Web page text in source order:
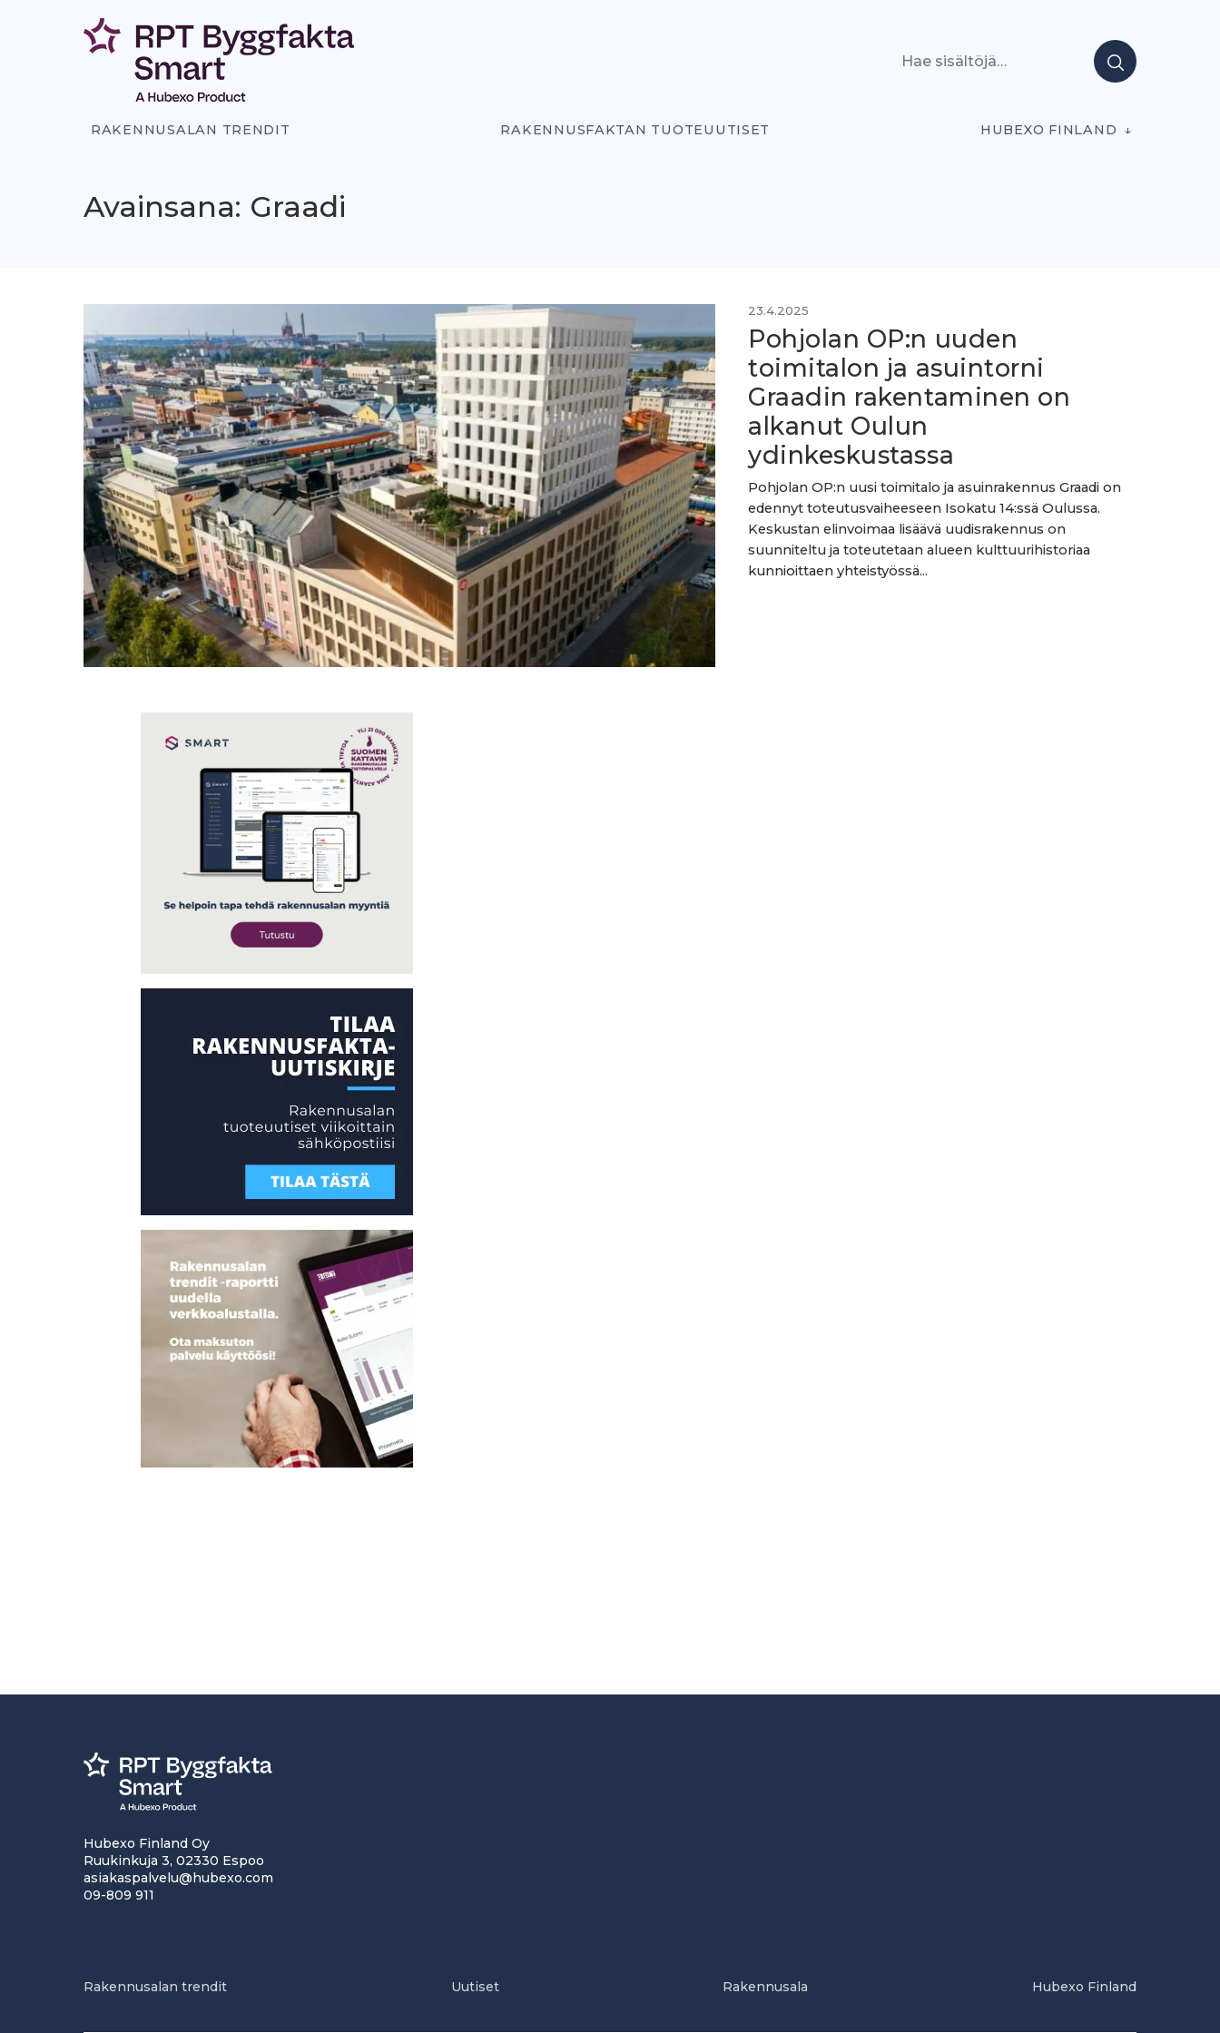
RAKENNUSALAN TRENDIT RAKENNUSFAKTAN TUOTEUUTISET HUBEXO FINLAND
Avainsana: Graadi
23.4.2025
Pohjolan OP:n uuden
toimitalon ja asuintorni
Graadin rakentaminen on
alkanut Oulun
ydinkeskustassa
Pohjolan OP:n uusi toimitalo ja asuinrakennus Graadi on
edennyt toteutusvaiheeseen Isokatu 14:ssä Oulussa.
Keskustan elinvoimaa lisäävä uudisrakennus on
suunniteltu ja toteutetaan alueen kulttuurihistoriaa
kunnioittaen yhteistyössä...
Hubexo Finland Oy
Ruukinkuja 3, 02330 Espoo
asiakaspalvelu@hubexo.com
09-809 911
Rakennusalan trendit Uutiset Rakennusala Hubexo Finland